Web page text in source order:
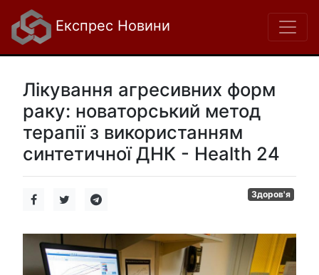
Експрес Новини
Лікування агресивних форм
раку: новаторський метод
терапії з використанням
синтетичної ДНК - Health 24
Здоров'я